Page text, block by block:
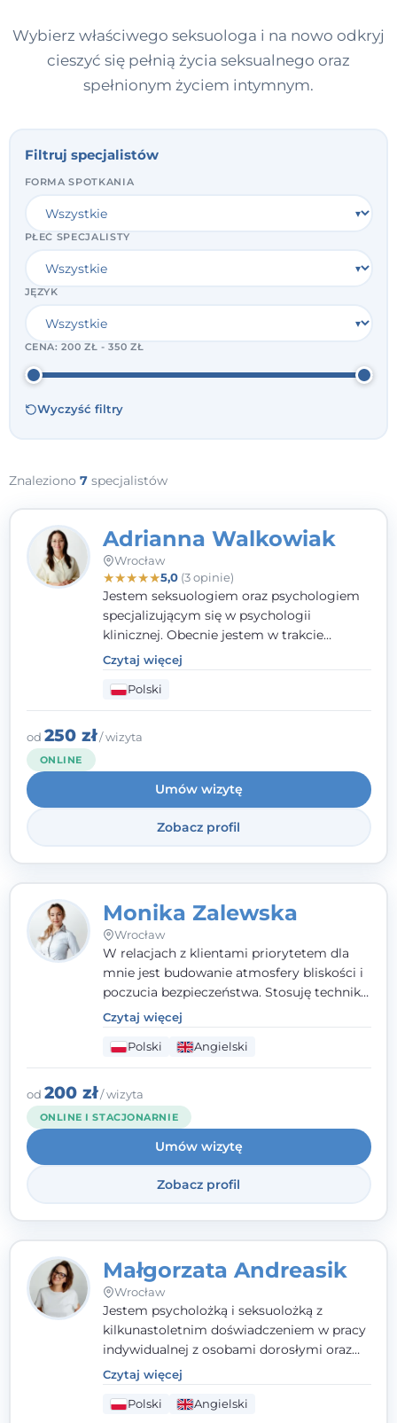
Wybierz właściwego seksuologa i na nowo odkryj
cieszyć się pełnią życia seksualnego oraz
spełnionym życiem intymnym.
Filtruj specjalistów
FORMA SPOTKANIA
PŁEĆ SPECJALISTY
JĘZYK
CENA:200 ZŁ - 350 ZŁ
Wyczyść filtry
Znaleziono 7 specjalistów
Adrianna Walkowiak
Wrocław
★★★★★5,0(3 opinie)
Jestem seksuologiem oraz psychologiem
specjalizującym się w psychologii
klinicznej. Obecnie jestem w trakcie
szkolenia na psychoterapeutę
systemowego. Posiadam status członka
nadzwyczajnego Wielkopolskiego
TowarzystwaTerapii Systemowejoraz
należę do Polskiego Towarzystwa
pierwszym miejscu stawiam budowanie
atmosfery bezpieczeństwa i zrozumienia w
relacjach z Klientami. Istotna dla nie jest
również koncentracja na dostępnych
zasobach.
Czytaj więcej
Polski
od 250 zł/ wizyta
ONLINE
Umów wizytę
Zobacz profil
Monika Zalewska
Wrocław
W relacjach z klientami priorytetem dla
mnie jest budowanie atmosfery bliskości i
poczucia bezpieczeństwa. Stosuję techniki
poznawczo-behawioralne oraz metody,
które koncentrują się na rozwiązaniach
(TSR). Te polegają na osiąganiu
zamierzonych celów (doprowadzeniu do
rozwiązania trudnych sytuacji) poprzez
identyfikowanie i wzmacnianie zasobów
oraz mocnych stron klienta. W swojej
pracy korzystam także z metod dialogu
motywacyjnego itreningu uważności.
Czytaj więcej
Polski Angielski
od 200 zł/ wizyta
ONLINE I STACJONARNIE
Umów wizytę
Zobacz profil
Małgorzata Andreasik
Wrocław
Jestem psycholożką i seksuolożką z
kilkunastoletnim doświadczeniem w pracy
indywidualnej z osobami dorosłymi oraz
parami. Specjalizuję się w obszarze zdrowia
seksualnego, żałoby, kryzysów życiowych i
wypalenia zawodowego. Pracuję w języku
Czytaj więcej
Polski Angielski